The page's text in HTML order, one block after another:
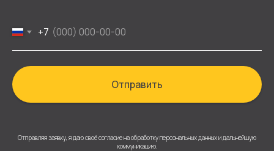
+7
Отправить
Отправляя заявку, я даю своё согласие на обработку персональных данных и дальнейшую
коммуникацию.